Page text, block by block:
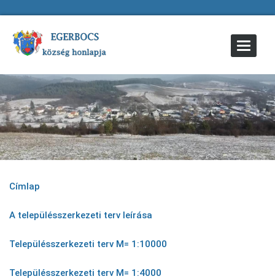
Toggle
Címlap
A településszerkezeti terv leírása
Településszerkezeti terv M= 1:10000
Településszerkezeti terv M= 1:4000